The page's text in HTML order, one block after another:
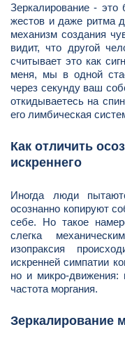
Зеркалирование - это
жестов и даже ритма
механизм создания
видит, что другой
считывает это как
меня, мы в одной
через секунду ваш
откидываетесь на
его лимбическая
Как отличить
искреннего
Иногда люди
осознанно копируют
себе. Но такое
слегка
изопраксия
искренней симпатии
но и микро-движения:
частота моргания.
Зеркалирование